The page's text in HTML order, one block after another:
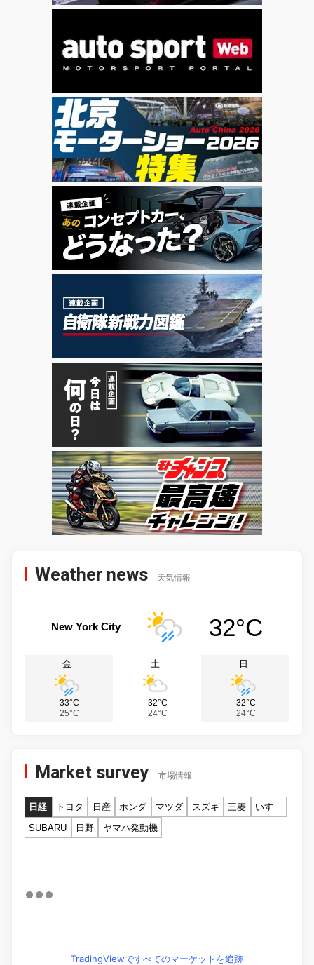
Weather news 天気情報
New York City 32°C
金
33°C
25°C
土
32°C
24°C
日
32°C
24°C
Market survey 市場情報
日経 トヨタ 日産 ホンダ マツダ スズキ 三菱
いすゞ
SUBARU
日野 ヤマハ発動機
TradingViewですべてのマーケットを追跡